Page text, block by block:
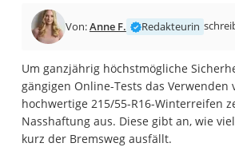
Von:Anne F. Redakteurin
Um ganzjährig höchstmögliche
gängigen Online-Tests das Verwenden
hochwertige 215/55-R16-Winterreifen
Nasshaftung aus. Diese gibt an, wie viel
kurz der Bremsweg ausfällt.